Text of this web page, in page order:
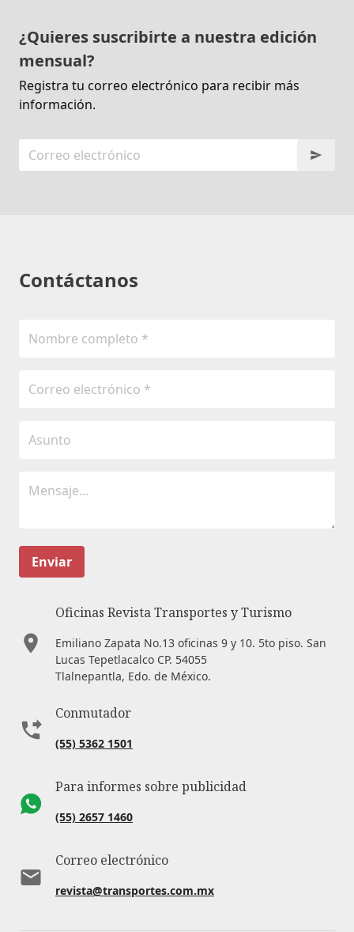
¿Quieres suscribirte a nuestra edición
mensual?
Registra tu correo electrónico para recibir más
información.
Contáctanos
Enviar
Oficinas Revista Transportes y Turismo
Emiliano Zapata No.13 oficinas 9 y 10. 5to piso. San
Lucas Tepetlacalco CP. 54055
Tlalnepantla, Edo. de México.
Conmutador
(55) 5362 1501
Para informes sobre publicidad
(55) 2657 1460
Correo electrónico
revista@transportes.com.mx